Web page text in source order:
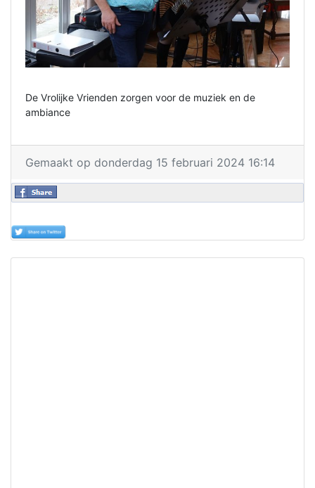
De Vrolijke Vrienden zorgen voor de muziek en de
ambiance
Gemaakt op donderdag 15 februari 2024 16:14